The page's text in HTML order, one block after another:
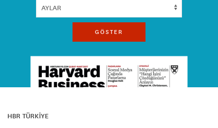
GÖSTER
HBR TÜRKİYE